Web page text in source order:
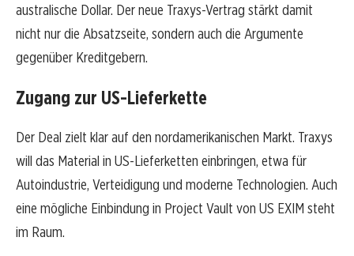
australische Dollar. Der neue Traxys-Vertrag stärkt damit
nicht nur die Absatzseite, sondern auch die Argumente
gegenüber Kreditgebern.
Zugang zur US-Lieferkette
Der Deal zielt klar auf den nordamerikanischen Markt. Traxys
will das Material in US-Lieferketten einbringen, etwa für
Autoindustrie, Verteidigung und moderne Technologien. Auch
eine mögliche Einbindung in Project Vault von US EXIM steht
im Raum.